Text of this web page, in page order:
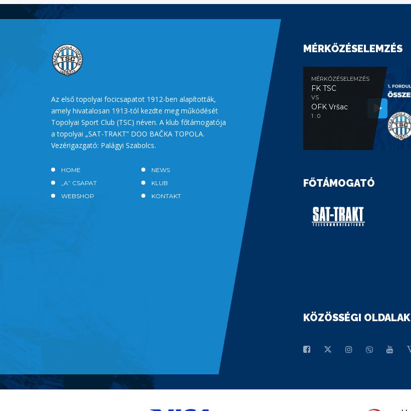
Az első topolyai focicsapatot 1912-ben alapították,
amely hivatalosan 1913-tól kezdte meg működését
Topolyai Sport Club (TSC) néven. A klub főtámogatója
a topolyai „SAT-TRAKT” DOO BAČKA TOPOLA.
Vezérigazgató: Palágyi Szabolcs.
HOME
NEWS
„A” CSAPAT
KLUB
WEBSHOP
KONTAKT
MÉRKŐZÉSELEMZÉS
MÉRKŐZÉSELEMZÉS
FK TSC
VS
OFK Vršac
1 : 0
FŐTÁMOGATÓ
KÖZÖSSÉGI OLDALAK